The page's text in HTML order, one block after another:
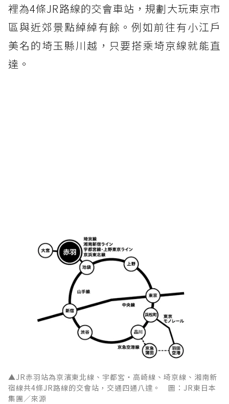
裡為4條JR路線的交會車站，規劃大玩東京市
區與近郊景點綽綽有餘。例如前往有小江戶
美名的埼玉縣川越，只要搭乘埼京線就能直
達。
▲JR赤羽站為京濱東北線、宇都宮・高崎線、埼京線、湘南新
宿線共4條JR路線的交會站，交通四通八達。 圖：JR東日本
集團／來源